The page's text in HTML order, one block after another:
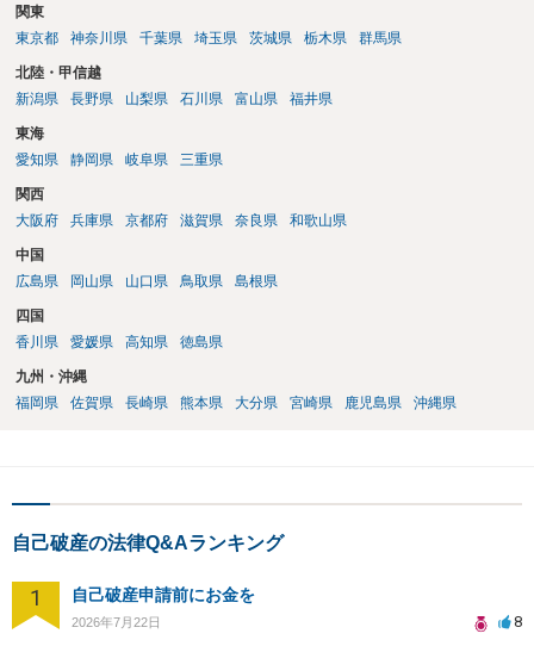
関東
東京都
神奈川県 千葉県 埼玉県 茨城県 栃木県 群馬県
北陸・甲信越
新潟県
長野県 山梨県 石川県 富山県 福井県
東海
愛知県
静岡県 岐阜県 三重県
関西
大阪府
兵庫県 京都府 滋賀県 奈良県 和歌山県
中国
広島県
岡山県 山口県 鳥取県 島根県
四国
香川県
愛媛県 高知県 徳島県
九州・沖縄
福岡県
佐賀県 長崎県 熊本県 大分県 宮崎県 鹿児島県 沖縄県
自己破産の法律Q&Aランキング
1 自己破産申請前にお金を
2026年7月22日 8